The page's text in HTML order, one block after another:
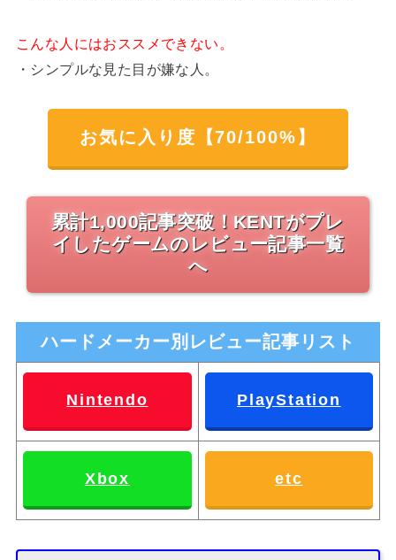
こんな人にはおススメできない。
・シンプルな見た目が嫌な人。
お気に入り度【70/100%】
累計1,000記事突破！KENTがプレ
イしたゲームのレビュー記事一覧
へ
ハードメーカー別レビュー記事リスト
Nintendo PlayStation
Xbox etc